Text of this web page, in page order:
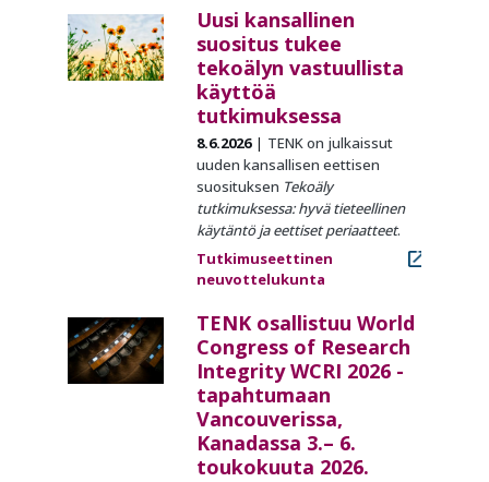
Uusi kansallinen
suositus tukee
tekoälyn vastuullista
käyttöä
tutkimuksessa
8.6.2026
TENK on julkaissut
uuden kansallisen eettisen
suosituksen Tekoäly
tutkimuksessa: hyvä tieteellinen
käytäntö ja eettiset periaatteet.
Tutkimuseettinen
neuvottelukunta
TENK osallistuu World
Congress of Research
Integrity WCRI 2026 -
tapahtumaan
Vancouverissa,
Kanadassa 3.– 6.
toukokuuta 2026.